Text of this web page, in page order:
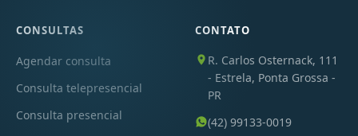
CONSULTAS
Agendar consulta
Consulta telepresencial
Consulta presencial
CONTATO
R. Carlos Osternack, 111
- Estrela, Ponta Grossa -
PR
(42) 99133-0019